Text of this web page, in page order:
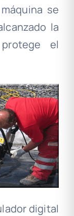
se
la
el
digital